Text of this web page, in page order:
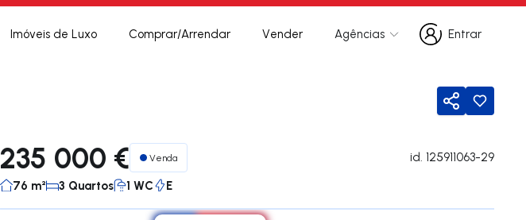
Imóveis de Luxo Comprar/Arrendar Vender Agências
Entrar
Entrar
Partilhar
235 000 € Venda id. 125911063-29
76 m² 3 Quartos 1 WC E